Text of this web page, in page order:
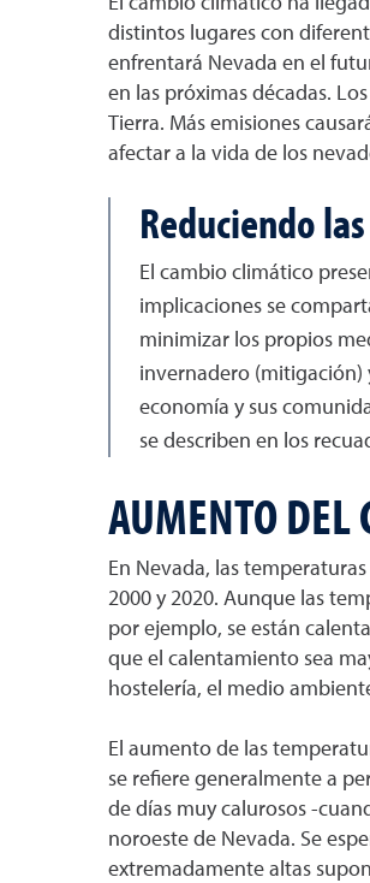
distintos lugares con
enfrentará Nevada en el
en las próximas décadas.
Tierra. Más emisiones
afectar a la vida de los
Reduciendo
El cambio climático
implicaciones se
minimizar los propios
invernadero (mitigación)
economía y sus
se describen en los
AUMENTO DEL
En Nevada, las
2000 y 2020. Aunque las
por ejemplo, se están
que el calentamiento sea
hostelería, el medio
El aumento de las
se refiere generalmente a
de días muy calurosos -
noroeste de Nevada. Se
extremadamente altas